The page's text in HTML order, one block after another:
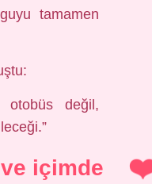
tamamen
otobüs değil,
içimde